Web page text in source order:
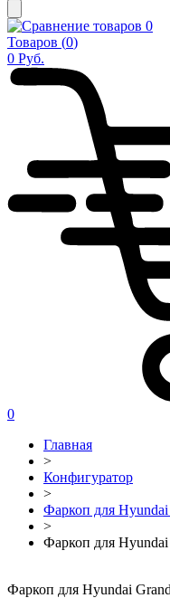
0
Товаров (0)
0 Руб.
0
Главная
>
Конфигуратор
>
Фаркоп для Hyundai
>
Фаркоп для Hyundai
Фаркоп для Hyundai